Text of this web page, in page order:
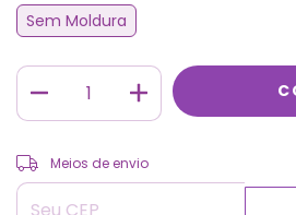
Sem Moldura
Entregas para o CEP:
Meios de envio